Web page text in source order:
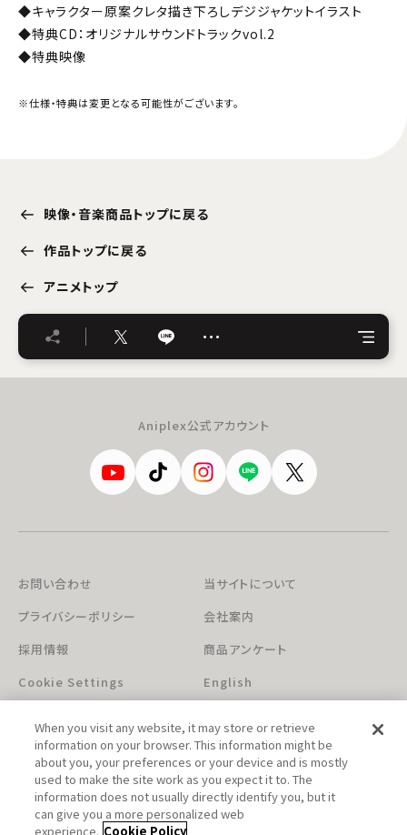
◆キャラクター原案クレタ描き下ろしデジジャケットイラスト
◆特典CD：オリジナルサウンドトラックvol.2
◆特典映像
※仕様・特典は変更となる可能性がございます。
映像・音楽商品トップに戻る
作品トップに戻る
アニメトップ
…
Aniplex公式アカウント
お問い合わせ
当サイトについて
プライバシーポリシー
会社案内
採用情報
商品アンケート
Cookie Settings
English
このホームページに掲載されている著作物の無断利用を禁じます。
When you visit any website, it may store or retrieve
information on your browser. This information might be
about you, your preferences or your device and is mostly
used to make the site work as you expect it to. The
information does not usually directly identify you, but it
can give you a more personalized web
experience. Cookie Policy